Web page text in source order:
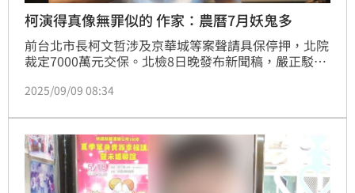
柯演得真像無罪似的 作家：農曆7月妖鬼多
前台北市長柯文哲涉及京華城等案聲請具保停押，北院
裁定7000萬元交保。北檢8日晚發布新聞稿，嚴正駁斥
文哲具保將儘速提起抗告。國策顧問、作家黃越綏說，
演得像真的無罪似的，只能感嘆農曆七月妖鬼多，但願
天佑台灣！
2025/09/09 08:34